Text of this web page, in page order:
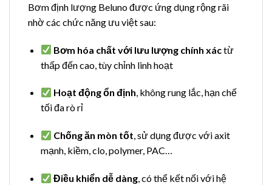
Bơm định lượng Beluno được ứng dụng rộng rãi
nhờ các chức năng ưu việt sau:
Bơm hóa chất với lưu lượng chính xáctừ
thấp đến cao, tùy chỉnh linh hoạt
Hoạt động ổn định, không rung lắc, hạn chế
tối đa rò rỉ
Chống ăn mòn tốt, sử dụng được với axit
mạnh, kiềm, clo, polymer, PAC…
Điều khiển dễ dàng, có thể kết nối với hệ